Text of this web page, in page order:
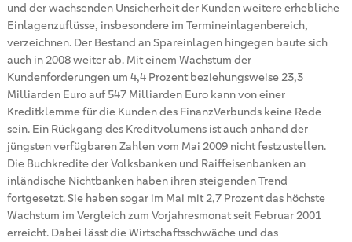
und der wachsenden Unsicherheit der Kunden weitere erhebliche
Einlagenzuflüsse, insbesondere im Termineinlagenbereich,
verzeichnen. Der Bestand an Spareinlagen hingegen baute sich
auch in 2008 weiter ab. Mit einem Wachstum der
Kundenforderungen um 4,4 Prozent beziehungsweise 23,3
Milliarden Euro auf 547 Milliarden Euro kann von einer
Kreditklemme für die Kunden des FinanzVerbunds keine Rede
sein. Ein Rückgang des Kreditvolumens ist auch anhand der
jüngsten verfügbaren Zahlen vom Mai 2009 nicht festzustellen.
Die Buchkredite der Volksbanken und Raiffeisenbanken an
inländische Nichtbanken haben ihren steigenden Trend
fortgesetzt. Sie haben sogar im Mai mit 2,7 Prozent das höchste
Wachstum im Vergleich zum Vorjahresmonat seit Februar 2001
erreicht. Dabei lässt die Wirtschaftsschwäche und das